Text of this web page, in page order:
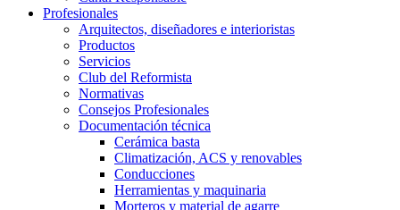
Profesionales
Arquitectos, diseñadores e interioristas
Productos
Servicios
Club del Reformista
Normativas
Consejos Profesionales
Documentación técnica
Cerámica basta
Climatización, ACS y renovables
Conducciones
Herramientas y maquinaria
Morteros y material de agarre